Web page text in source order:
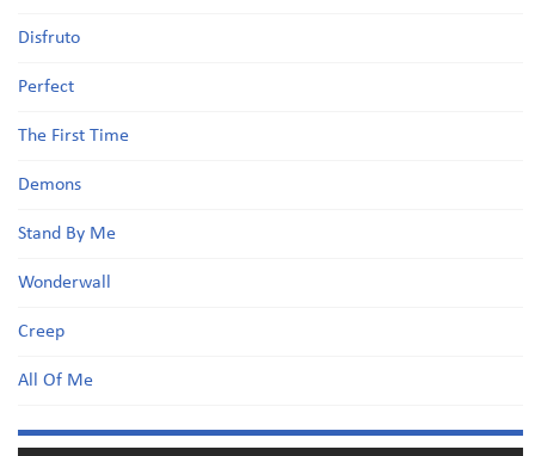
Disfruto
Perfect
The First Time
Demons
Stand By Me
Wonderwall
Creep
All Of Me